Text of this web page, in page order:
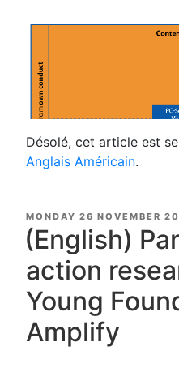
Désolé, cet article est
Anglais Américain.
POSTED
ON
MONDAY 26 NOVEMBER
(English)
action
Young
Amplify